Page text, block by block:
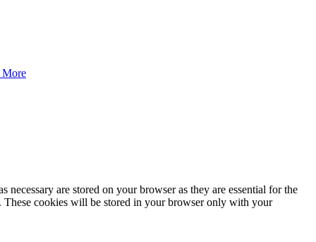
More
are stored on your browser as they are essential for the
These cookies will be stored in your browser only with your